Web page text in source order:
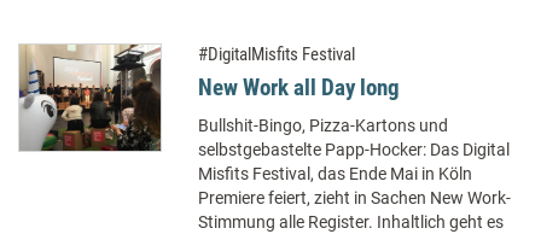
#DigitalMisfits Festival
New Work all Day long
Bullshit-Bingo, Pizza-Kartons und
selbstgebastelte Papp-Hocker: Das Digital
Misfits Festival, das Ende Mai in Köln
Premiere feiert, zieht in Sachen New Work-
Stimmung alle Register. Inhaltlich geht es